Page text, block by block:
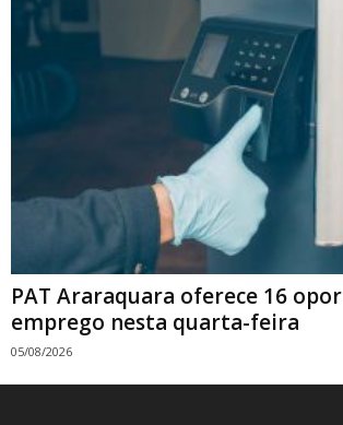
PAT Araraquara oferece 16
emprego nesta quarta-feira
05/08/2026